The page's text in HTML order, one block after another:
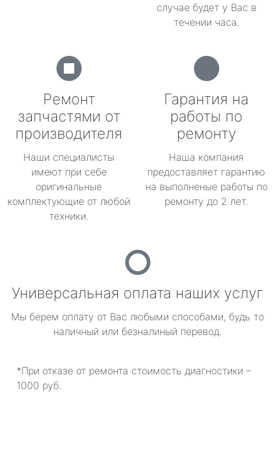
случае будет у Вас в
течении часа.
Ремонт
запчастями от
производителя
Наши специалисты
имеют при себе
оригинальные
комплектующие от любой
техники.
Гарантия на
работы по
ремонту
Наша компания
предоставляет гарантию
на выполненые работы по
ремонту до 2 лет.
Универсальная оплата наших услуг
Мы берем оплату от Вас любыми способами, будь то
наличный или безналиный перевод.
*При отказе от ремонта стоимость диагностики –
1000 руб.